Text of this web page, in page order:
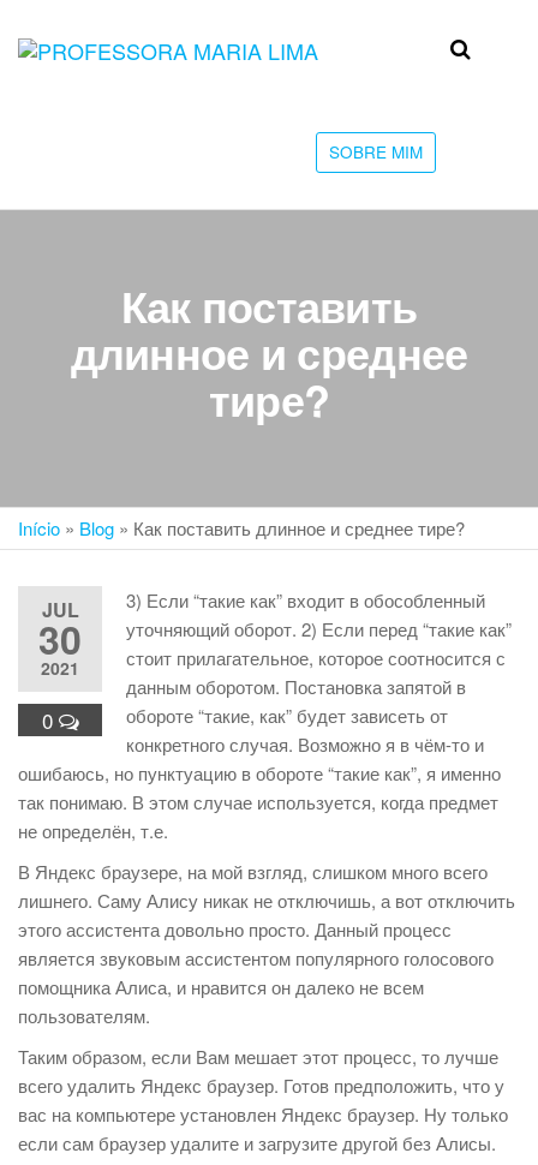
Professora
faculdade
SOBRE MIM
Как поставить
длинное и среднее
тире?
Início » Blog » Как поставить длинное и среднее тире?
JUL
30
2021
0
3) Если “такие как” входит в обособленный
уточняющий оборот. 2) Если перед “такие как”
стоит прилагательное, которое соотносится с
данным оборотом. Постановка запятой в
обороте “такие, как” будет зависеть от
конкретного случая. Возможно я в чём-то и
ошибаюсь, но пунктуацию в обороте “такие как”, я именно
так понимаю. В этом случае используется, когда предмет
не определён, т.е.
В Яндекс браузере, на мой взгляд, слишком много всего
лишнего. Саму Алису никак не отключишь, а вот отключить
этого ассистента довольно просто. Данный процесс
является звуковым ассистентом популярного голосового
помощника Алиса, и нравится он далеко не всем
пользователям.
Таким образом, если Вам мешает этот процесс, то лучше
всего удалить Яндекс браузер. Готов предположить, что у
вас на компьютере установлен Яндекс браузер. Ну только
если сам браузер удалите и загрузите другой без Алисы.